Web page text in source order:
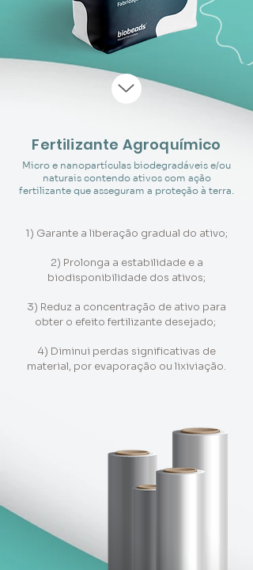
Fertilizante Agroquímico
Micro e nanopartículas biodegradáveis e/ou
naturais contendo ativos com ação
fertilizante que asseguram a proteção à terra.
1) Garante a liberação gradual do ativo;
2) Prolonga a estabilidade e a
biodisponibilidade dos ativos;
3) Reduz a concentração de ativo para
obter o efeito fertilizante desejado;
4) Diminui perdas significativas de
material, por evaporação ou lixiviação.